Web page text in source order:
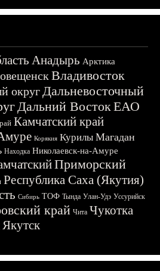
Анадырь Арктика
Владивосток
округДальневосточный
Дальний ВостокЕАО
Камчатский край
Корякия Курилы Магадан
Находка Николаевск-на-Амуре
Приморский
Республика Саха (Якутия)
Сибирь ТОФ Тында Улан-Удэ Уссурийск
край Чита Чукотка
Якутск